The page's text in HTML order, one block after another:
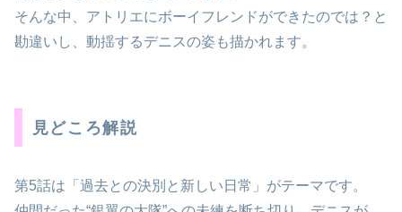
そんな中、アトリエにボーイフレンドができたのでは？と
勘違いし、動揺するデニスの姿も描かれます。
見どころ解説
第5話は「過去との決別と新しい日常」がテーマです。